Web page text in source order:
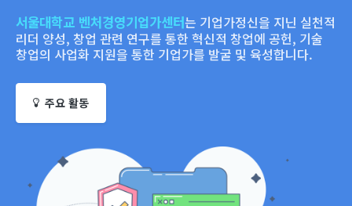
서울대학교 벤처경영기업가센터는 기업가정신을 지닌 실천적
리더 양성, 창업 관련 연구를 통한 혁신적 창업에 공헌, 기술
창업의 사업화 지원을 통한 기업가를 발굴 및 육성합니다.
주요 활동